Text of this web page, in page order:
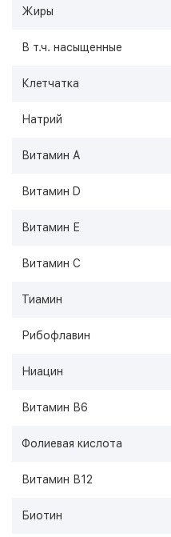
Жиры
В т.ч. насыщенные
Клетчатка
Натрий
Витамин А
Витамин D
Витамин Е
Витамин С
Тиамин
Рибофлавин
Ниацин
Витамин В6
Фолиевая кислота
Витамин В12
Биотин